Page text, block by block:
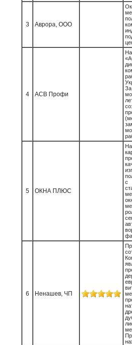
3 Аврора, ООО
4 АСВ Профи
5 ОКНА ПЛЮС
с
6 Ненашев, ЧП